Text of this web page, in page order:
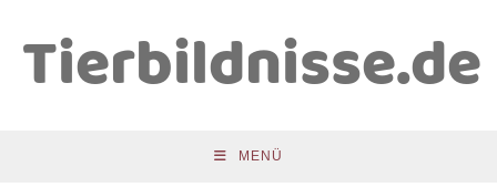
Tierbildnisse.de
MENÜ